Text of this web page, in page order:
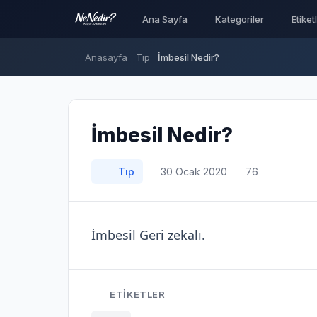
Ana Sayfa Kategoriler
Anasayfa Tıp İmbesil Nedir?
İmbesil Nedir?
Tıp 30 Ocak 2020 76
İmbesil Geri zekalı.
ETIKETLER